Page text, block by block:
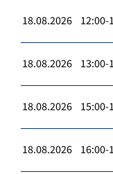
18.08.2026 12:00-
18.08.2026 13:00-
18.08.2026 15:00-
18.08.2026 16:00-